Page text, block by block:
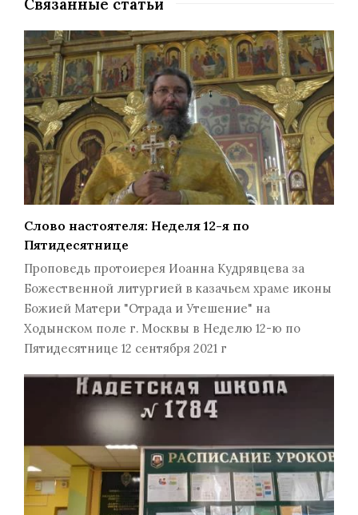
Связанные статьи
Слово настоятеля: Неделя 12-я по
Пятидесятнице
Проповедь протоиерея Иоанна Кудрявцева за
Божественной литургией в казачьем храме иконы
Божией Матери "Отрада и Утешение" на
Ходынском поле г. Москвы в Неделю 12-ю по
Пятидесятнице 12 сентября 2021 г